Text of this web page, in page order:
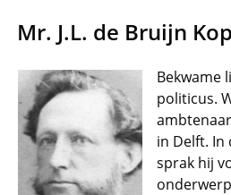
Mr. J.L. de Bruijn
Bekwame
politicus.
in Delft. In
sprak hij